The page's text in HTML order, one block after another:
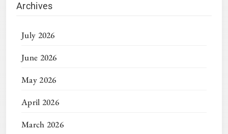
Archives
July 2026
June 2026
May 2026
April 2026
March 2026